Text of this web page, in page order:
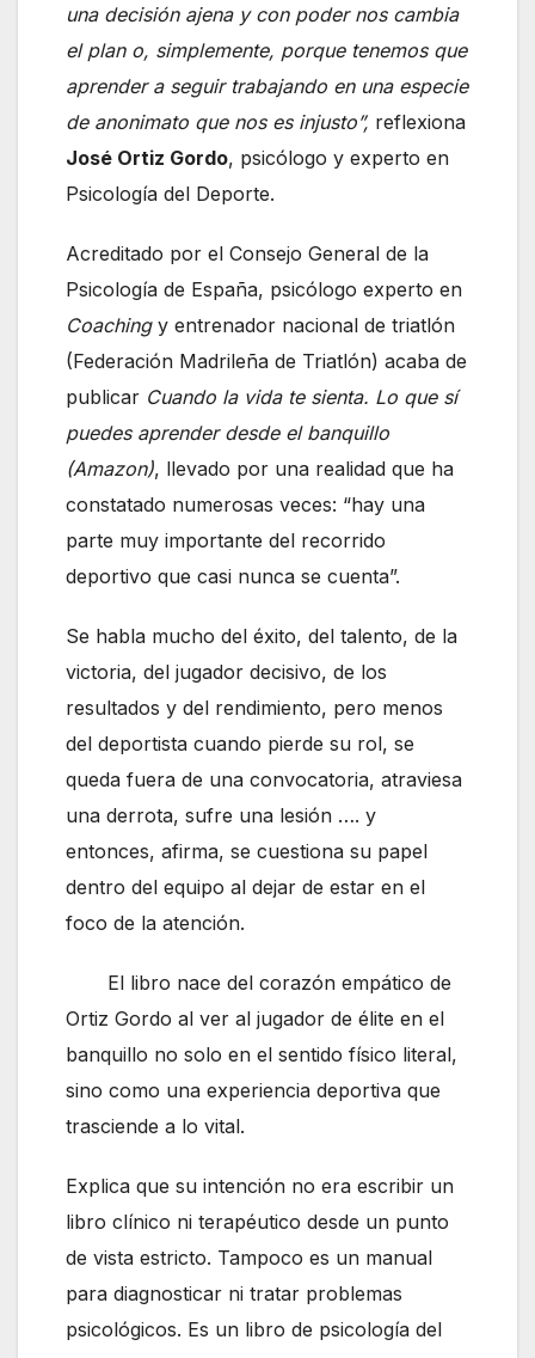
una decisión ajena y con poder nos cambia
el plan o, simplemente, porque tenemos que
aprender a seguir trabajando en una especie
de anonimato que nos es injusto”, reflexiona
José Ortiz Gordo, psicólogo y experto en
Psicología del Deporte.
Acreditado por el Consejo General de la
Psicología de España, psicólogo experto en
Coaching y entrenador nacional de triatlón
(Federación Madrileña de Triatlón) acaba de
publicar Cuando la vida te sienta. Lo que sí
puedes aprender desde el banquillo
(Amazon), llevado por una realidad que ha
constatado numerosas veces: “hay una
parte muy importante del recorrido
deportivo que casi nunca se cuenta”.
Se habla mucho del éxito, del talento, de la
victoria, del jugador decisivo, de los
resultados y del rendimiento, pero menos
del deportista cuando pierde su rol, se
queda fuera de una convocatoria, atraviesa
una derrota, sufre una lesión …. y
entonces, afirma, se cuestiona su papel
dentro del equipo al dejar de estar en el
foco de la atención.
El libro nace del corazón empático de
Ortiz Gordo al ver al jugador de élite en el
banquillo no solo en el sentido físico literal,
sino como una experiencia deportiva que
trasciende a lo vital.
Explica que su intención no era escribir un
libro clínico ni terapéutico desde un punto
de vista estricto. Tampoco es un manual
para diagnosticar ni tratar problemas
psicológicos. Es un libro de psicología del